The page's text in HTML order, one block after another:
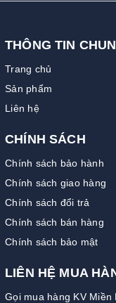
THÔNG TIN
Trang chủ
Sản phẩm
Liên hệ
CHÍNH SÁCH
Chính sách bảo hành
Chính sách giao hàng
Chính sách đổi trả
Chính sách bán hàng
Chính sách bảo mật
LIÊN HỆ MUA
Gọi mua hàng KV Miền